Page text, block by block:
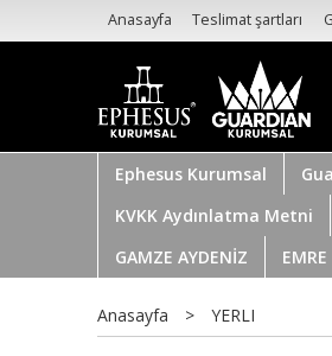
Anasayfa Teslimat şartları
Ephesus Kurumsal
KVKK Aydınlatma Metni
GAMZE AYDENİZ
Anasayfa > YERLI